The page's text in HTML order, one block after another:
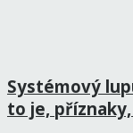
Systémový
to je,